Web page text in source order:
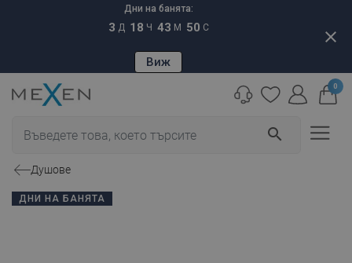
Дни на банята:
3 Д 18 Ч 43 М 49 С
Виж
close
search
0
Душове
ДНИ НА БАНЯТА